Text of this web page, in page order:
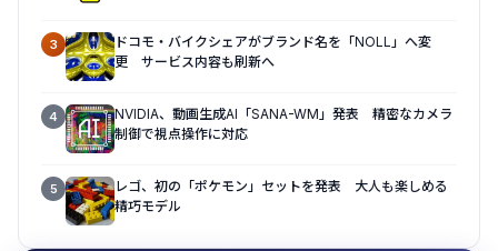
3
ドコモ・バイクシェアがブランド名を「NOLL」へ変
更 サービス内容も刷新へ
4
NVIDIA、動画生成AI「SANA-WM」発表 精密なカメラ
制御で視点操作に対応
5
レゴ、初の「ポケモン」セットを発表 大人も楽しめる
精巧モデル